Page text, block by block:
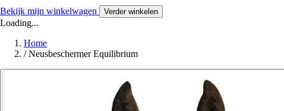
Bekijk mijn winkelwagen Verder winkelen
Loading...
Home
/ Neusbeschermer Equilibrium